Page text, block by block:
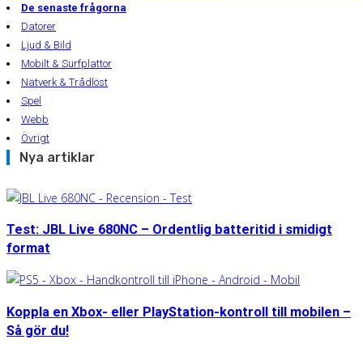
De senaste frågorna
Datorer
Ljud & Bild
Mobilt & Surfplattor
Nätverk & Trådlöst
Spel
Webb
Övrigt
Nya artiklar
Test: JBL Live 680NC – Ordentlig batteritid i smidigt
format
Koppla en Xbox- eller PlayStation-kontroll till mobilen –
Så gör du!